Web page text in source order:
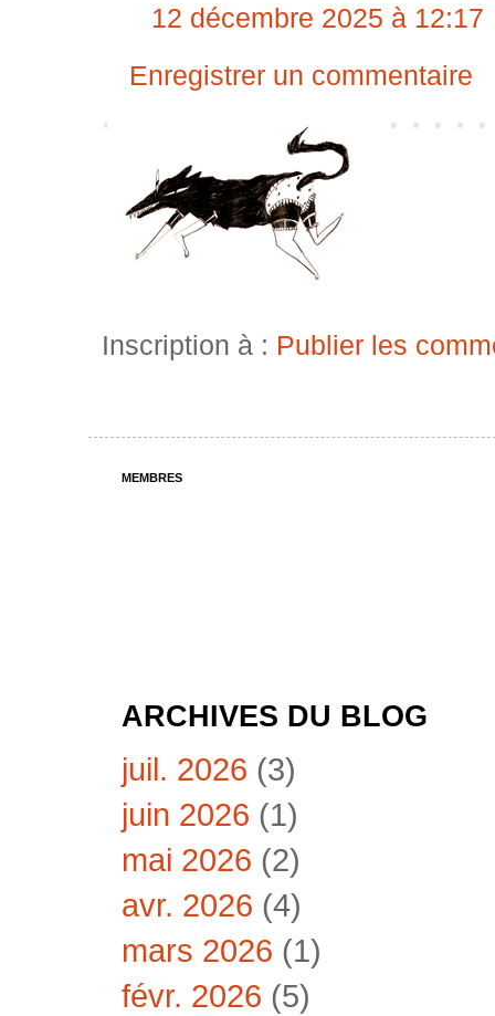
12 décembre 2025 à 12:17
Enregistrer un commentaire
Inscription à : Publier les
MEMBRES
ARCHIVES DU BLOG
juil. 2026 (3)
juin 2026 (1)
mai 2026 (2)
avr. 2026 (4)
mars 2026 (1)
févr. 2026 (5)